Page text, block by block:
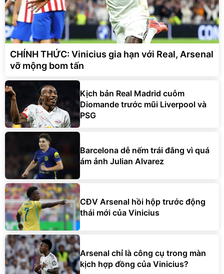
CHÍNH THỨC: Vinicius gia hạn với Real, Arsenal
vỡ mộng bom tấn
Kịch bản Real Madrid cuỗm
Diomande trước mũi Liverpool và
PSG
Barcelona dễ nếm trái đắng vì quá
ám ảnh Julian Alvarez
CĐV Arsenal hồi hộp trước động
thái mới của Vinicius
Arsenal chỉ là công cụ trong màn
kịch hợp đồng của Vinicius?